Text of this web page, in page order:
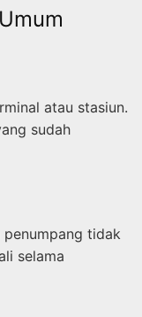
atau stasiun.
sudah
penumpang tidak
selama